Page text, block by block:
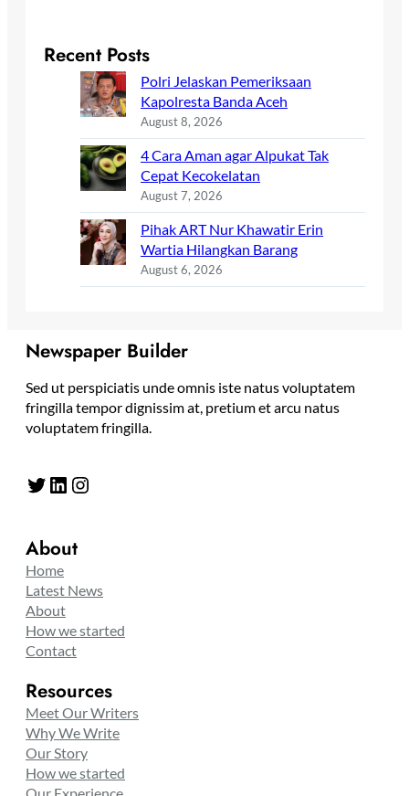
Recent Posts
Polri Jelaskan Pemeriksaan
Kapolresta Banda Aceh
August 8, 2026
4 Cara Aman agar Alpukat Tak
Cepat Kecokelatan
August 7, 2026
Pihak ART Nur Khawatir Erin
Wartia Hilangkan Barang
August 6, 2026
Newspaper Builder
Sed ut perspiciatis unde omnis iste natus voluptatem
fringilla tempor dignissim at, pretium et arcu natus
voluptatem fringilla.
Twitter LinkedIn Instagram
About
Home
Latest News
About
How we started
Contact
Resources
Meet Our Writers
Why We Write
Our Story
How we started